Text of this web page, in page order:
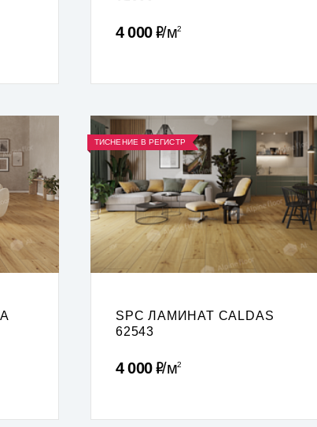
4 000Р м2
ТИСНЕНИЕ В РЕГИСТР
SPC ЛАМИНАТ CALDAS
62543
4 000Р м2